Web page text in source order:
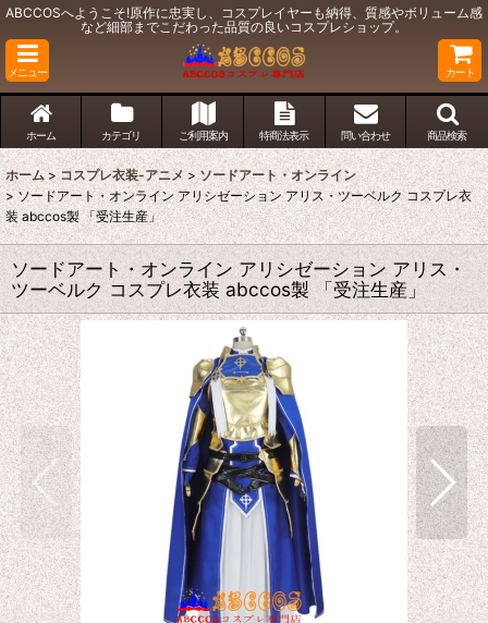
ABCCOSへようこそ!原作に忠実し、コスプレイヤーも納得、質感やボリューム感
など細部までこだわった品質の良いコスプレショップ。
メニュー カート
ホーム カテゴリ ご利用案内 特商法表示 問い合わせ 商品検索
ホーム > コスプレ衣装-アニメ > ソードアート・オンライン
> ソードアート・オンライン アリシゼーション アリス・ツーベルク コスプレ衣
装 abccos製 「受注生産」
ソードアート・オンライン アリシゼーション アリス・
ツーベルク コスプレ衣装 abccos製 「受注生産」